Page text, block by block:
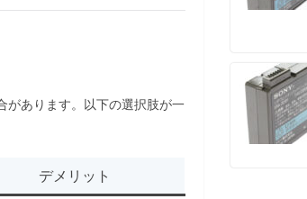
があります。以下の選択肢が一
デメリット